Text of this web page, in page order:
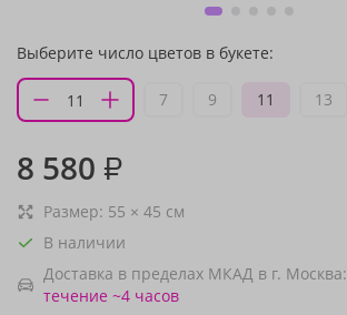
Выберите число цветов в букете:
7 9 11 13
8 580 ₽
Размер: 55 × 45 см
В наличии
Доставка в пределах МКАД в г. Москва:
течение ~4 часов